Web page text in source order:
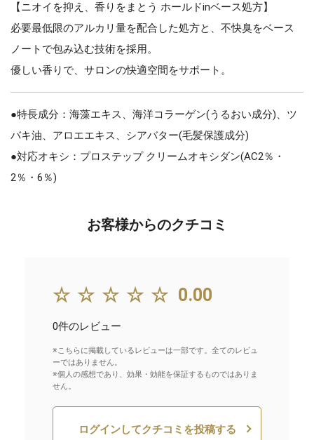
【ニオイを抑え、香りをまとう ホールドinベース処方】
必要最低限のアルカリ量を配合した処方と、不快臭をベース
ノートで包み込む技術を採用。
優しい香りで、サロンの快適空間をサポート。
●特長成分：海藻エキス、海洋コラーゲン(うるおい成分)、ツ
バキ油、アロエエキス、シアバター(毛髪保護成分)
●対応オキシ：プロステップ クリームオキシダン(AC2％・
2％・6％)
お客様からのクチコミ
☆☆☆☆☆ 0.00
0件のレビュー
※こちらに掲載しているレビューは一部です。全てのレビュ
ーではありません。
※個人の感想であり、効果・効能を保証するものではありま
せん。
ログインしてクチコミを投稿する